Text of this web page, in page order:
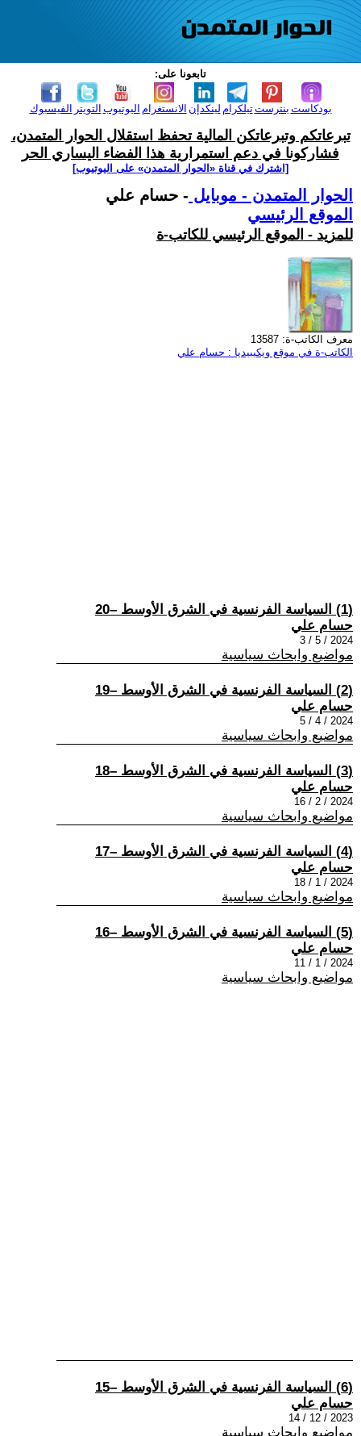
تابعونا على:
الفيسبوك التويتر اليوتيوب الانستغرام لينكدإن تيلكرامبنترست بودكاست
تبرعاتكم وتبرعاتكن المالية تحفظ استقلال الحوار المتمدن،
فشاركونا في دعم استمرارية هذا الفضاء اليساري الحر
[اشترك في قناة ‫«الحوار المتمدن» على اليوتيوب]
الحوار المتمدن - موبايل - حسام علي
الموقع الرئيسي
للمزيد - الموقع الرئيسي للكاتب-ة
معرف الكاتب-ة: 13587
الكاتب-ة في موقع ويكيبيديا : حسام علي
(1) السياسة الفرنسية في الشرق الأوسط –20
حسام علي
2024 / 5 / 3
مواضيع وابحاث سياسية
(2) السياسة الفرنسية في الشرق الأوسط –19
حسام علي
2024 / 4 / 5
مواضيع وابحاث سياسية
(3) السياسة الفرنسية في الشرق الأوسط –18
حسام علي
2024 / 2 / 16
مواضيع وابحاث سياسية
(4) السياسة الفرنسية في الشرق الأوسط –17
حسام علي
2024 / 1 / 18
مواضيع وابحاث سياسية
(5) السياسة الفرنسية في الشرق الأوسط –16
حسام علي
2024 / 1 / 11
مواضيع وابحاث سياسية
(6) السياسة الفرنسية في الشرق الأوسط –15
حسام علي
2023 / 12 / 14
مواضيع وابحاث سياسية